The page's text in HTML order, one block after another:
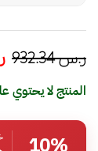
ر.س932.34
المنتج لا يحتوي